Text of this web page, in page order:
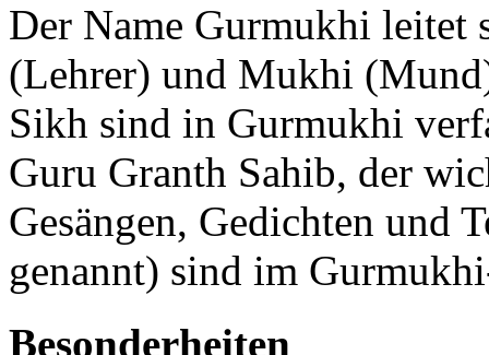
Der Name Gurmukhi leitet
(Lehrer) und Mukhi
Sikh sind in Gurmukhi
Guru Granth Sahib, der
Gesängen, Gedichten und
genannt) sind im
Besonderheiten